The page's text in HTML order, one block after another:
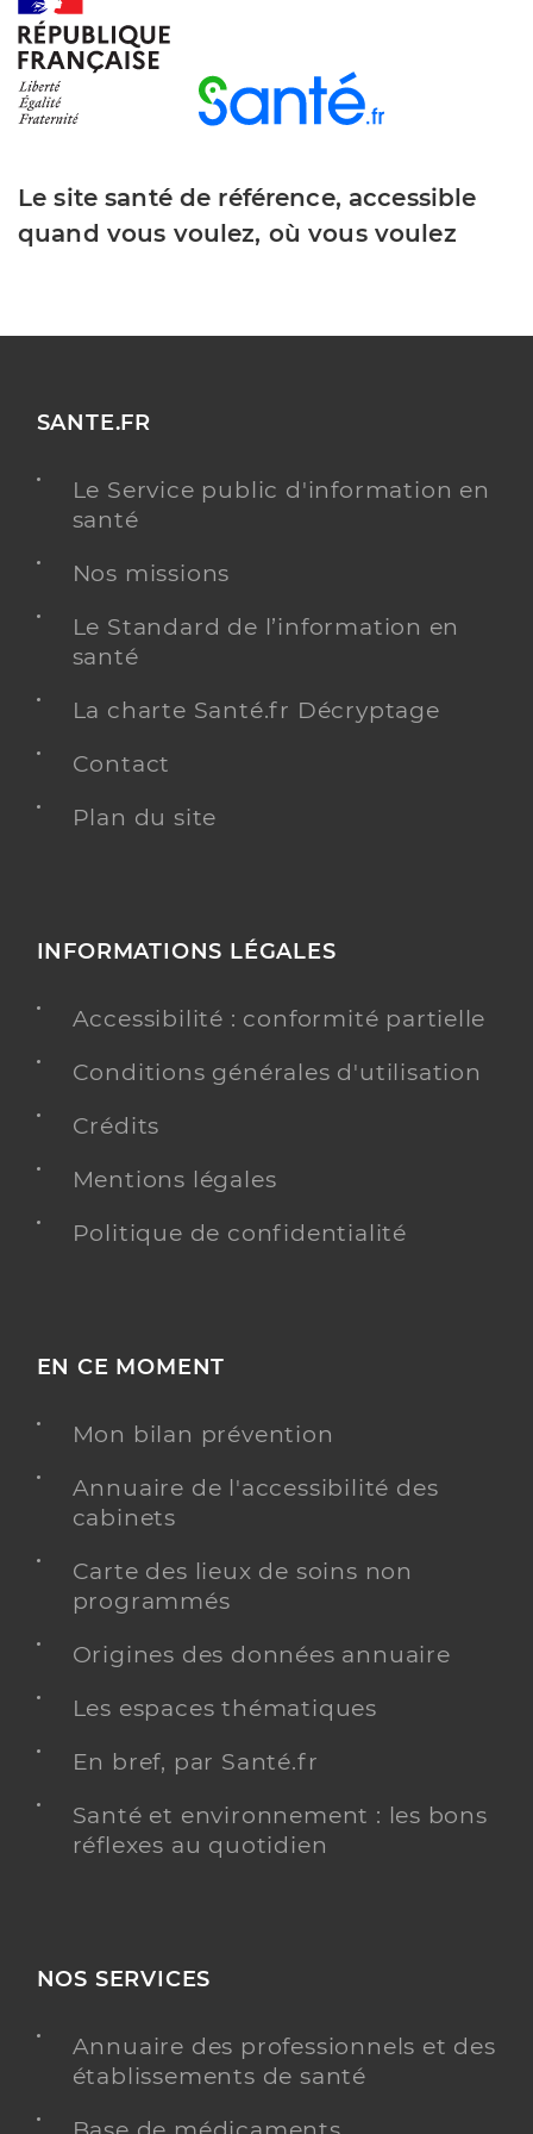
Le site santé de référence, accessible
quand vous voulez, où vous voulez
SANTE.FR
Le Service public d'information en
santé
Nos missions
Le Standard de l’information en
santé
La charte Santé.fr Décryptage
Contact
Plan du site
INFORMATIONS LÉGALES
Accessibilité : conformité partielle
Conditions générales d'utilisation
Crédits
Mentions légales
Politique de confidentialité
EN CE MOMENT
Mon bilan prévention
Annuaire de l'accessibilité des
cabinets
Carte des lieux de soins non
programmés
Origines des données annuaire
Les espaces thématiques
En bref, par Santé.fr
Santé et environnement : les bons
réflexes au quotidien
NOS SERVICES
Annuaire des professionnels et des
établissements de santé